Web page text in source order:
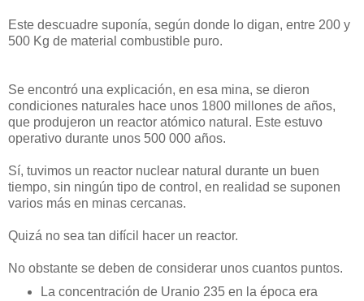
Este descuadre suponía, según donde lo digan, entre 200 y
500 Kg de material combustible puro.
Se encontró una explicación, en esa mina, se dieron
condiciones naturales hace unos 1800 millones de años,
que produjeron un reactor atómico natural. Este estuvo
operativo durante unos 500 000 años.
Sí, tuvimos un reactor nuclear natural durante un buen
tiempo, sin ningún tipo de control, en realidad se suponen
varios más en minas cercanas.
Quizá no sea tan difícil hacer un reactor.
No obstante se deben de considerar unos cuantos puntos.
La concentración de Uranio 235 en la época era